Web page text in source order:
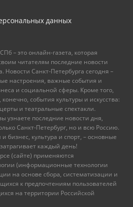
данных
– это онлайн-газета, которая
читателям последние новости
Новости Санкт-Петербурга сегодня –
настроения, важные события и
и социальной сферы. Кроме того,
события культуры и искусства:
и театральные спектакли.
узнаете последние новости дня,
Санкт-Петербург, но и всю Россию.
бизнес, культура и спорт, – основные
каждый день!
(сайте) применяются
(информационные технологии
на основе сбора, систематизации и
к предпочтениям пользователей
на территории Российской